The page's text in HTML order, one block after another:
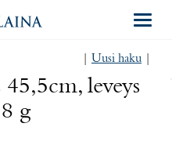
Uusi haku
leveys
g